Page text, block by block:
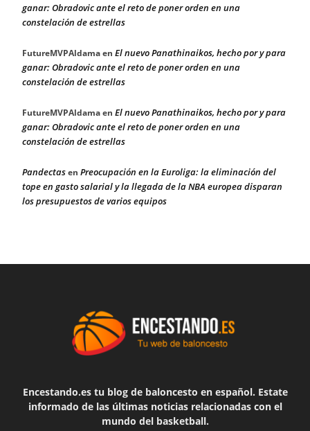
ganar: Obradovic ante el reto de poner orden en una
constelación de estrellas
FutureMVPAldamaen El nuevo Panathinaikos, hecho por y para
ganar: Obradovic ante el reto de poner orden en una
constelación de estrellas
FutureMVPAldamaen El nuevo Panathinaikos, hecho por y para
ganar: Obradovic ante el reto de poner orden en una
constelación de estrellas
Pandectasen Preocupación en la Euroliga: la eliminación del
tope en gasto salarial y la llegada de la NBA europea disparan
los presupuestos de varios equipos
Encestando.es tu blog de baloncesto en español. Estate
informado de las últimas noticias relacionadas con el
mundo del basketball.